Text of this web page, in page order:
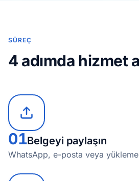
SÜREÇ
4 adımda hizmet
01Belgeyi paylaşın
WhatsApp, e-posta veya